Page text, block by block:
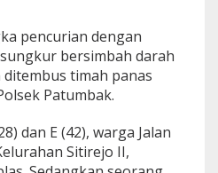
pencurian dengan
bersimbah darah
timah panas
Patumbak.
dan E (42), warga Jalan
Sitirejo II,